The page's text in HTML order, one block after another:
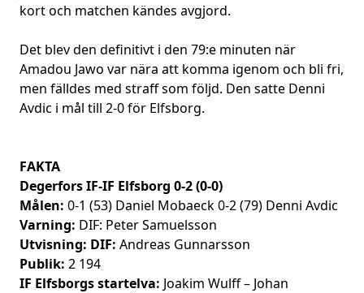
kort och matchen kändes avgjord.
Det blev den definitivt i den 79:e minuten när
Amadou Jawo var nära att komma igenom och bli fri,
men fälldes med straff som följd. Den satte Denni
Avdic i mål till 2-0 för Elfsborg.
FAKTA
Degerfors IF-IF Elfsborg 0-2 (0-0)
Målen: 0-1 (53) Daniel Mobaeck 0-2 (79) Denni Avdic
Varning: DIF: Peter Samuelsson
Utvisning: DIF: Andreas Gunnarsson
Publik: 2 194
IF Elfsborgs startelva: Joakim Wulff – Johan